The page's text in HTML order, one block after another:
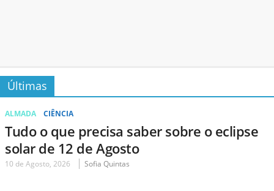
Últimas
ALMADA CIÊNCIA
Tudo o que precisa saber sobre o eclipse
solar de 12 de Agosto
10 de Agosto, 2026 Sofia Quintas